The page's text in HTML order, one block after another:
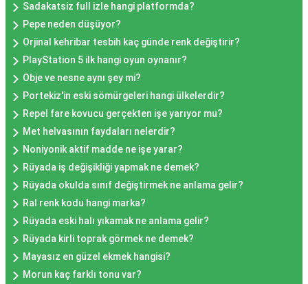
Sadakatsiz full izle hangi platformda?
Pepe neden düşüyor?
Orjinal kehribar tesbih kaç günde renk değiştirir?
PlayStation 5 ilk hangi oyun oynanır?
Obje ve nesne aynı şey mi?
Portekiz'in eski sömürgeleri hangi ülkelerdir?
Repel fare kovucu gerçekten işe yarıyor mu?
Met helvasının faydaları nelerdir?
Noniyonik aktif madde ne işe yarar?
Rüyada iş değişikliği yapmak ne demek?
Rüyada okulda sınıf değiştirmek ne anlama gelir?
Ral renk kodu hangi marka?
Rüyada eski halı yıkamak ne anlama gelir?
Rüyada kirli toprak görmek ne demek?
Mayasız en güzel ekmek hangisi?
Morun kaç farklı tonu var?